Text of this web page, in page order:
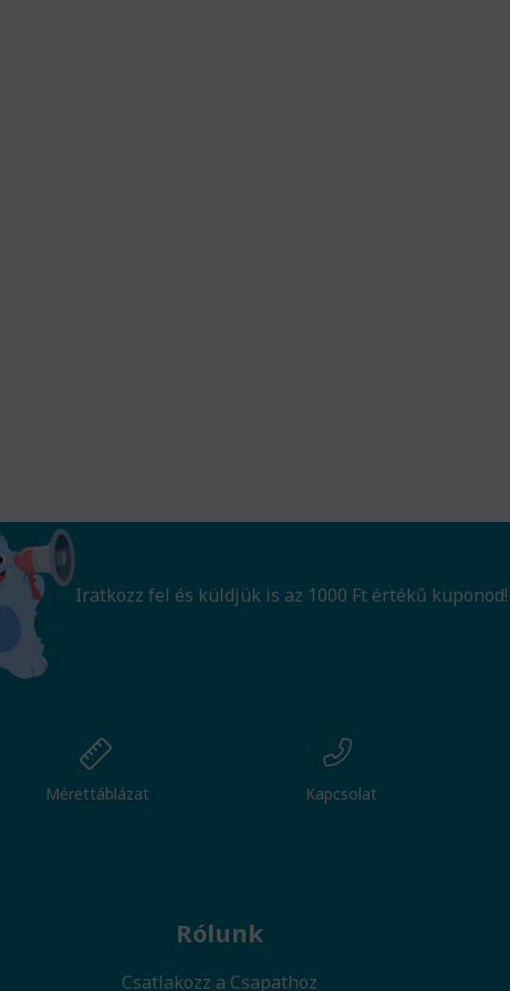
Iratkozz fel és küldjük is az 1000 Ft értékű kuponod!
Mérettáblázat Kapcsolat
Rólunk
Csatlakozz a Csapathoz